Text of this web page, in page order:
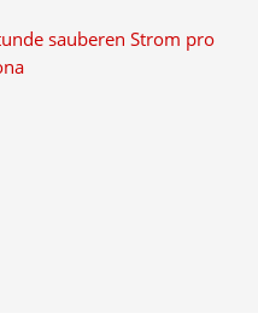
sauberen Strom pro